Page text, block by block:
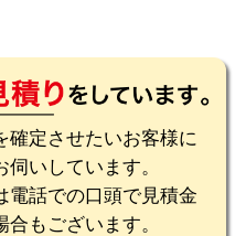
確定させたいお客様に
いしています。
電話での口頭で見積金
もございます。